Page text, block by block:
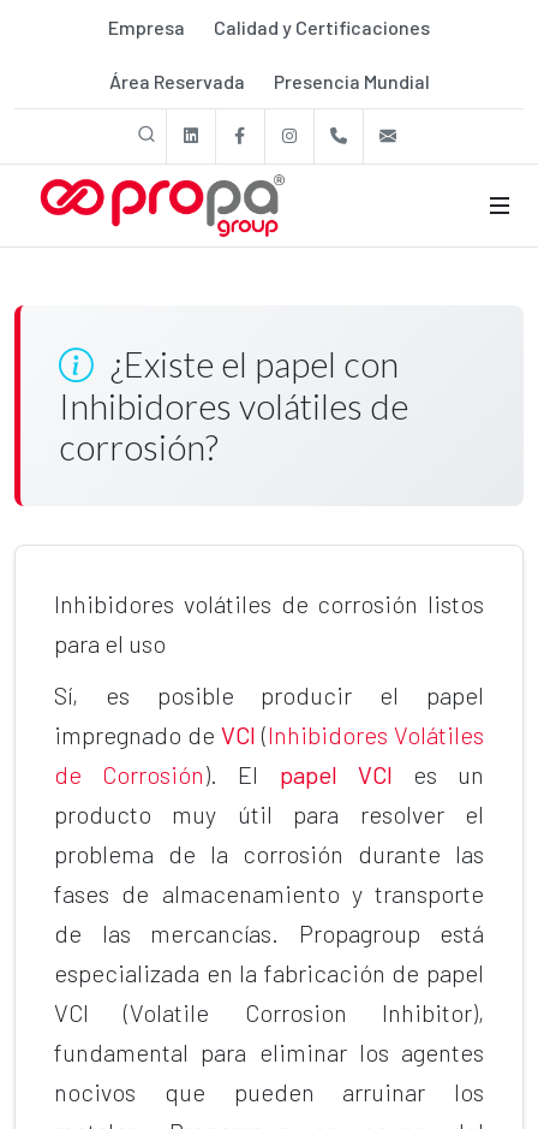
Empresa Calidad y Certificaciones
Área Reservada Presencia Mundial
linkedinFacebookInstagram+39 011 9507788
¿Existe el papel con
Inhibidores volátiles de
corrosión?
Inhibidores volátiles de corrosión listos
para el uso
Sí, es posible producir el papel
impregnado de VCI (Inhibidores Volátiles
de Corrosión). El papel VCI es un
producto muy útil para resolver el
problema de la corrosión durante las
fases de almacenamiento y transporte
de las mercancías. Propagroup está
especializada en la fabricación de papel
VCI (Volatile Corrosion Inhibitor),
fundamental para eliminar los agentes
nocivos que pueden arruinar los